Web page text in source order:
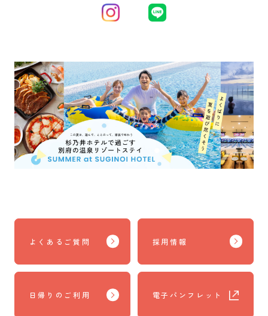
よくあるご質問 採用情報
日帰りのご利用 電子パンフレット